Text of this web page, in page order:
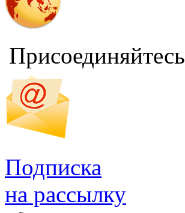
Присоединяйтесь
Подписка
на рассылку